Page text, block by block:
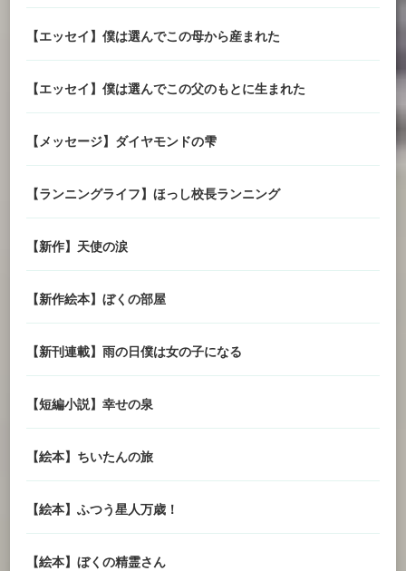
【エッセイ】僕は選んでこの母から産まれた
【エッセイ】僕は選んでこの父のもとに生まれた
【メッセージ】ダイヤモンドの雫
【ランニングライフ】ほっし校長ランニング
【新作】天使の涙
【新作絵本】ぼくの部屋
【新刊連載】雨の日僕は女の子になる
【短編小説】幸せの泉
【絵本】ちいたんの旅
【絵本】ふつう星人万歳！
【絵本】ぼくの精霊さん